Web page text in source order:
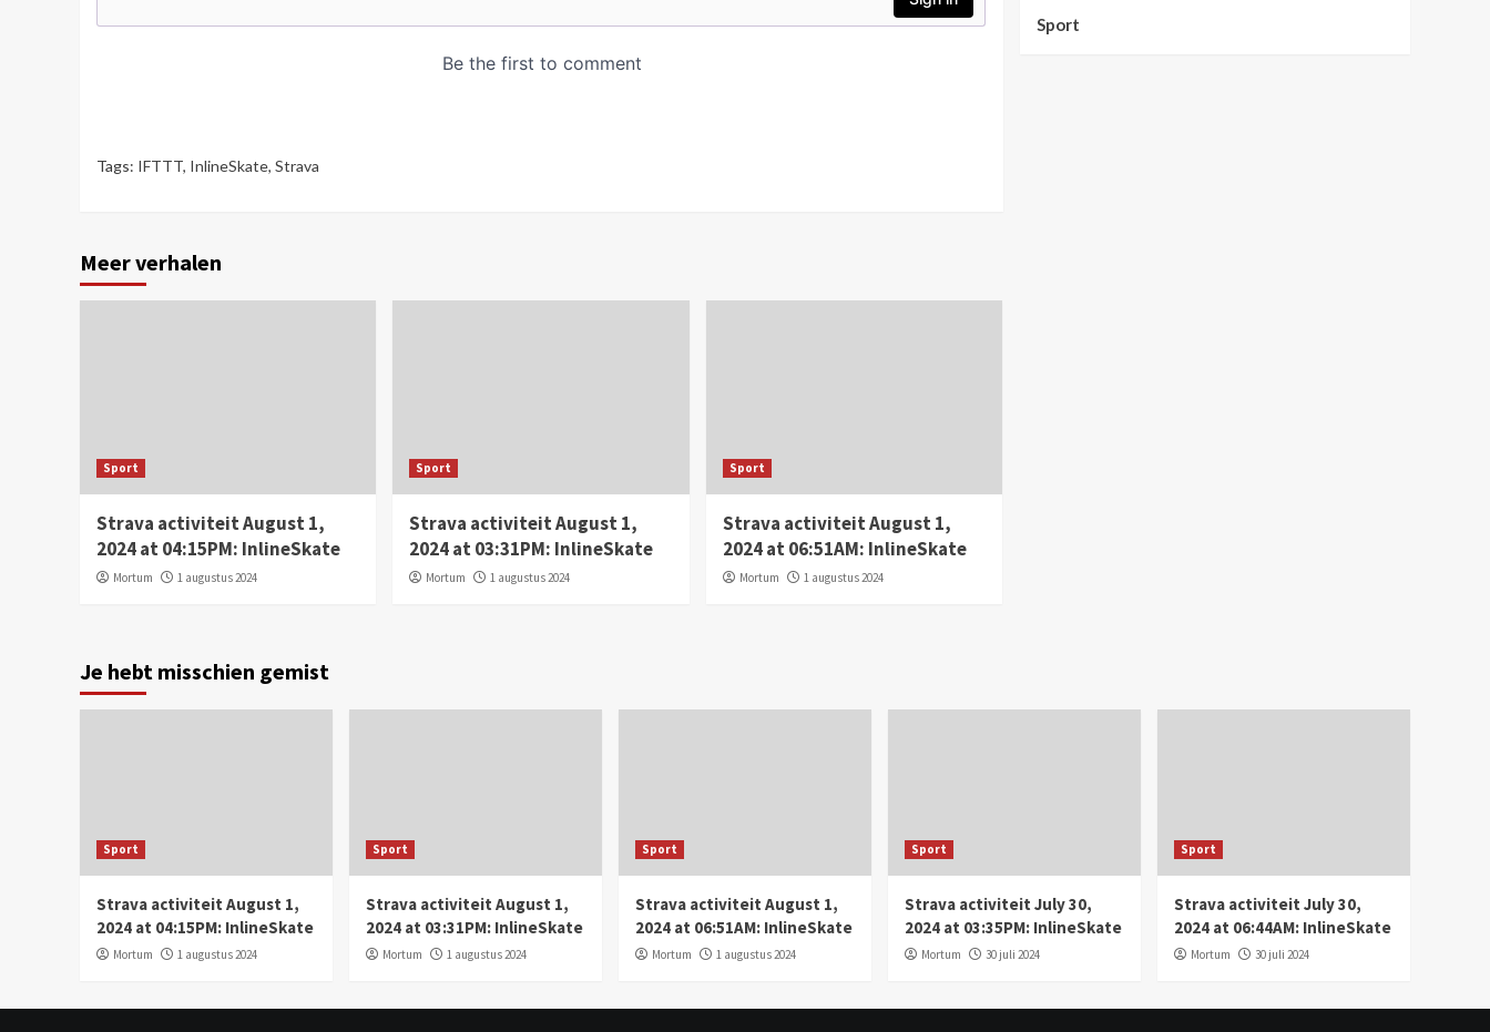
Tags: IFTTT, InlineSkate, Strava
Meer verhalen
Sport
Strava activiteit August 1,
2024 at 04:15PM: InlineSkate
Mortum 1 augustus 2024
Sport
Strava activiteit August 1,
2024 at 03:31PM: InlineSkate
Mortum 1 augustus 2024
Sport
Strava activiteit August 1,
2024 at 06:51AM: InlineSkate
Mortum 1 augustus 2024
Sport
Je hebt misschien gemist
Sport
Strava activiteit August 1,
2024 at 04:15PM: InlineSkate
Mortum 1 augustus 2024
Sport
Strava activiteit August 1,
2024 at 03:31PM: InlineSkate
Mortum 1 augustus 2024
Sport
Strava activiteit August 1,
2024 at 06:51AM: InlineSkate
Mortum 1 augustus 2024
Sport
Strava activiteit July 30,
2024 at 03:35PM: InlineSkate
Mortum 30 juli 2024
Sport
Strava activiteit July 30,
2024 at 06:44AM: InlineSkate
Mortum 30 juli 2024